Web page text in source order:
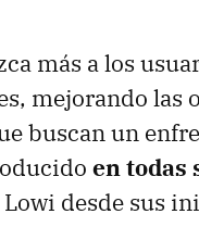
más a los
mejorando las
buscan un
en todas
desde sus